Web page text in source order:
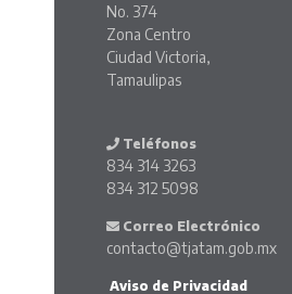
No. 374
Zona Centro
Ciudad Victoria,
Tamaulipas
Teléfonos
834 314 3263
834 312 5098
Correo Electrónico
contacto@tjatam.gob.mx
Aviso de Privacidad